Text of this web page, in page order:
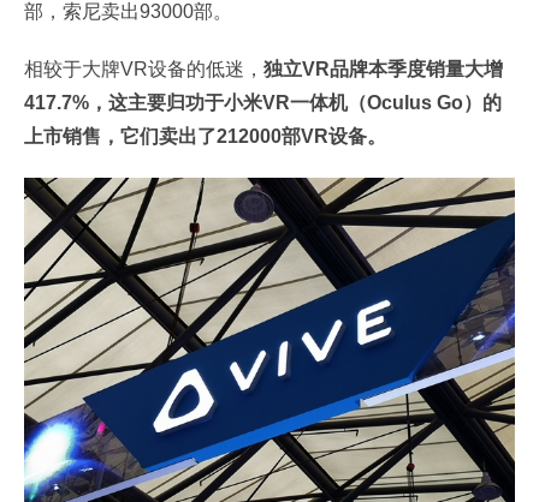
部，索尼卖出93000部。
相较于大牌VR设备的低迷， 独立VR品牌本季度销量大增
417.7%，这主要归功于小米VR一体机（Oculus Go）的
上市销售，它们卖出了212000部VR设备。